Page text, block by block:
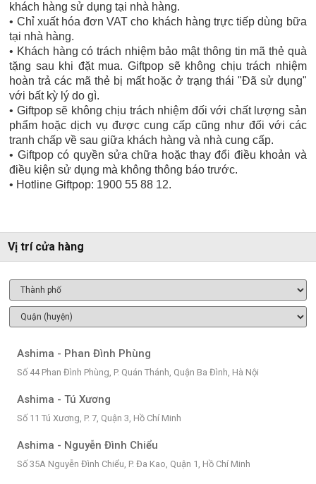
khách hàng sử dụng tại nhà hàng.
• Chỉ xuất hóa đơn VAT cho khách hàng trực tiếp dùng bữa
tại nhà hàng.
• Khách hàng có trách nhiệm bảo mật thông tin mã thẻ quà
tặng sau khi đặt mua. Giftpop sẽ không chịu trách nhiệm
hoàn trả các mã thẻ bị mất hoặc ở trạng thái "Đã sử dụng"
với bất kỳ lý do gì.
• Giftpop sẽ không chịu trách nhiệm đối với chất lượng sản
phẩm hoặc dịch vụ được cung cấp cũng như đối với các
tranh chấp về sau giữa khách hàng và nhà cung cấp.
• Giftpop có quyền sửa chữa hoặc thay đổi điều khoản và
điều kiện sử dụng mà không thông báo trước.
• Hotline Giftpop: 1900 55 88 12.
Vị trí cửa hàng
Ashima - Phan Đình Phùng
Số 44 Phan Đình Phùng, P. Quán Thánh, Quận Ba Đình, Hà Nội
Ashima - Tú Xương
Số 11 Tú Xương, P. 7, Quận 3, Hồ Chí Minh
Ashima - Nguyễn Đình Chiểu
Số 35A Nguyễn Đình Chiểu, P. Đa Kao, Quận 1, Hồ Chí Minh